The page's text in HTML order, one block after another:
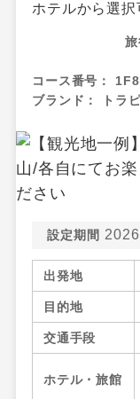
ホテルから選択
コース番号：
ブランド：
トラ
設定期間
出発地
目的地
交通手段
ホテル・旅館